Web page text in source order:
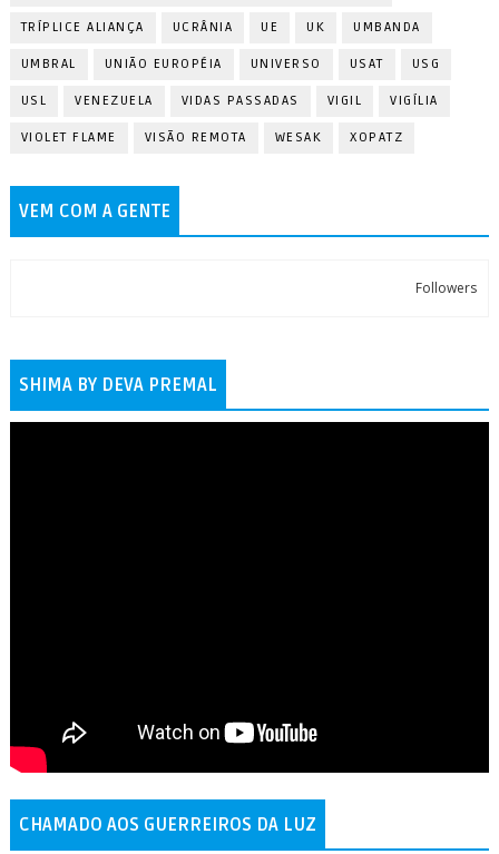
TRÍPLICE ALIANÇA UCRÂNIA UE UK UMBANDA
UMBRAL UNIÃO EUROPÉIA UNIVERSO USAT USG
USL VENEZUELA VIDAS PASSADAS VIGIL VIGÍLIA
VIOLET FLAME VISÃO REMOTA WESAK XOPATZ
VEM COM A GENTE
Followers
SHIMA BY DEVA PREMAL
CHAMADO AOS GUERREIROS DA LUZ